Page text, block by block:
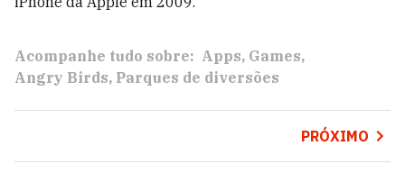
Acompanhe tudo sobre: Apps Games
Angry Birds Parques de diversões
PRÓXIMO